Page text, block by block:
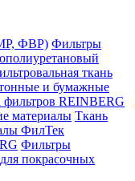
ФВР) Фильтры
ткань
и бумажные
фильтров REINBERG
материалы Ткань
ФилТек
Фильтры
покрасочных